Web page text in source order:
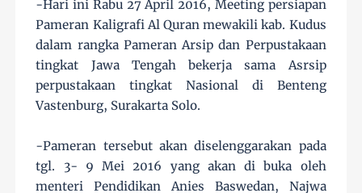
-Hari ini Rabu 27 April 2016, Meeting persiapan
Pameran Kaligrafi Al Quran mewakili kab. Kudus
dalam rangka Pameran Arsip dan Perpustakaan
tingkat Jawa Tengah bekerja sama Asrsip
perpustakaan tingkat Nasional di Benteng
Vastenburg, Surakarta Solo.
-Pameran tersebut akan diselenggarakan pada
tgl. 3- 9 Mei 2016 yang akan di buka oleh
menteri Pendidikan Anies Baswedan, Najwa